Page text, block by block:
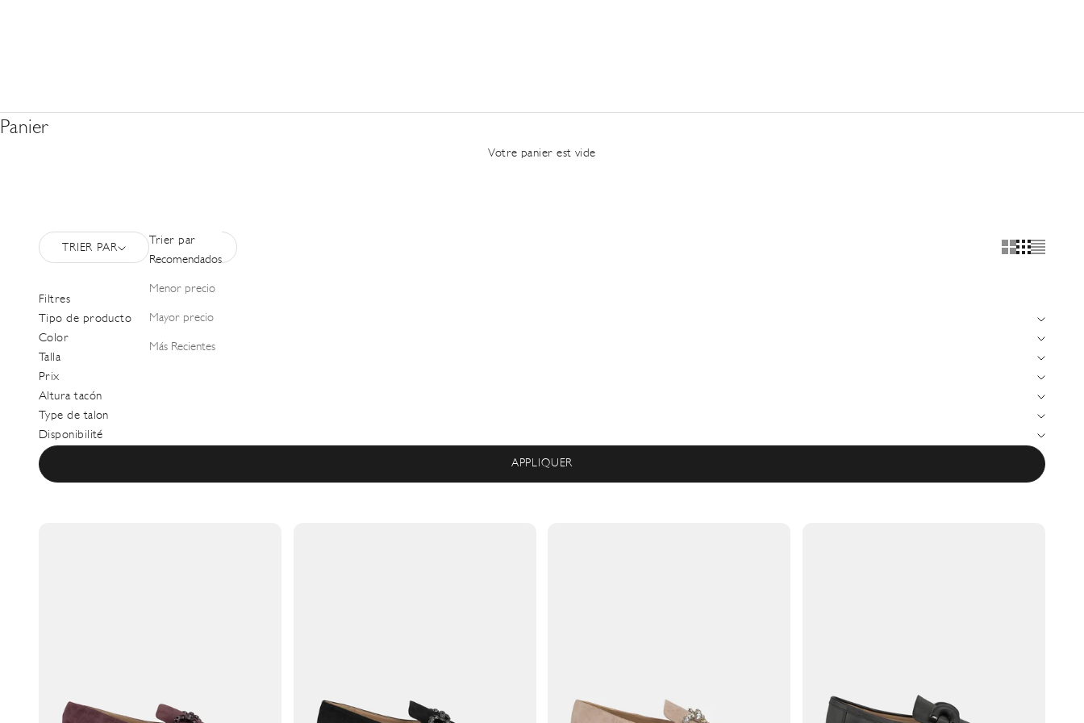
Panier
Votre panier est vide
FILTRER
TRIER PAR
Trier par
Recomendados
Menor precio
Mayor precio
Más Recientes
Filtres
Tipo de producto
Color
Talla
Prix
Altura tacón
Type de talon
Disponibilité
APPLIQUER